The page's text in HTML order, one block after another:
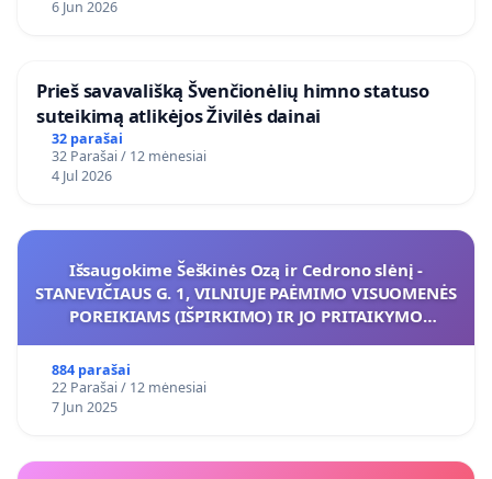
6 Jun 2026
​Prieš savavališką Švenčionėlių himno statuso
suteikimą atlikėjos Živilės dainai
32 parašai
32 Parašai / 12 mėnesiai
4 Jul 2026
Išsaugokime Šeškinės Ozą ir Cedrono slėnį -
STANEVIČIAUS G. 1, VILNIUJE PAĖMIMO VISUOMENĖS
POREIKIAMS (IŠPIRKIMO) IR JO PRITAIKYMO
884 parašai
22 Parašai / 12 mėnesiai
7 Jun 2025